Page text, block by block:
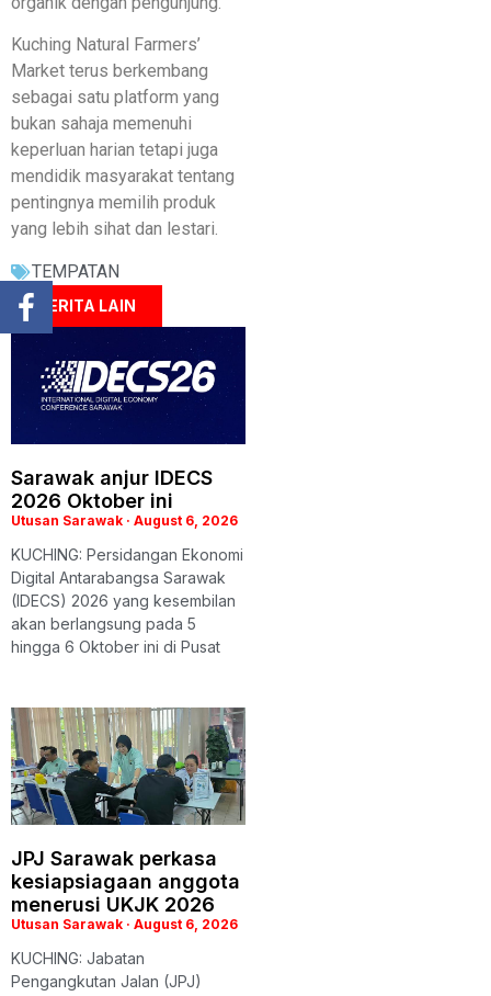
Kuching Natural Farmers’
Market terus berkembang
sebagai satu platform yang
bukan sahaja memenuhi
keperluan harian tetapi juga
mendidik masyarakat tentang
pentingnya memilih produk
yang lebih sihat dan lestari.
TEMPATAN
BERITA LAIN
Sarawak anjur IDECS
2026 Oktober ini
Utusan Sarawak August 6, 2026
KUCHING: Persidangan Ekonomi
Digital Antarabangsa Sarawak
(IDECS) 2026 yang kesembilan
akan berlangsung pada 5
hingga 6 Oktober ini di Pusat
JPJ Sarawak perkasa
kesiapsiagaan anggota
menerusi UKJK 2026
Utusan Sarawak August 6, 2026
KUCHING: Jabatan
Pengangkutan Jalan (JPJ)